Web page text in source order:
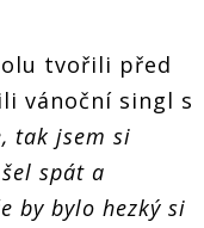
tvořili před
vánoční singl s
tak jsem si
spát a
by bylo hezký si